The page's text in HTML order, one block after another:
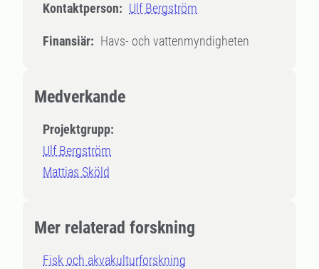
Kontaktperson: Ulf Bergström
Finansiär: Havs- och vattenmyndigheten
Medverkande
Projektgrupp:
Ulf Bergström
Mattias Sköld
Mer relaterad forskning
Fisk och akvakulturforskning